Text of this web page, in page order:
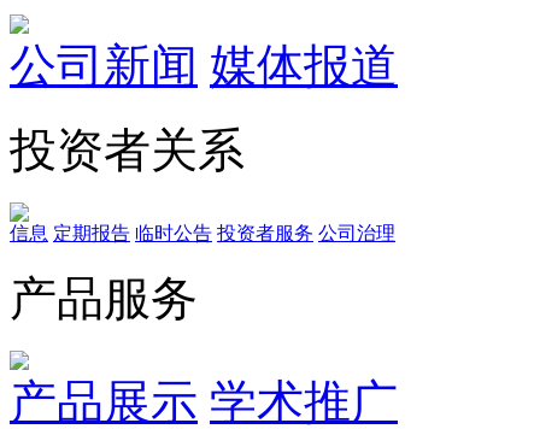
公司新闻 媒体报道
投资者关系
信息 定期报告 临时公告 投资者服务 公司治理
产品服务
产品展示 学术推广